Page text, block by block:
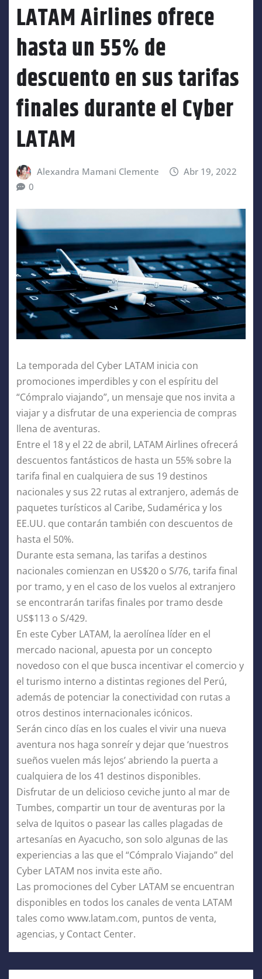
LATAM Airlines ofrece
hasta un 55% de
descuento en sus tarifas
finales durante el Cyber
LATAM
Alexandra Mamani Clemente
Abr 19, 2022
0
La temporada del Cyber LATAM inicia con
promociones imperdibles y con el espíritu del
“Cómpralo viajando”, un mensaje que nos invita a
viajar y a disfrutar de una experiencia de compras
llena de aventuras.
Entre el 18 y el 22 de abril, LATAM Airlines ofrecerá
descuentos fantásticos de hasta un 55% sobre la
tarifa final en cualquiera de sus 19 destinos
nacionales y sus 22 rutas al extranjero, además de
paquetes turísticos al Caribe, Sudamérica y los
EE.UU. que contarán también con descuentos de
hasta el 50%.
Durante esta semana, las tarifas a destinos
nacionales comienzan en US$20 o S/76, tarifa final
por tramo, y en el caso de los vuelos al extranjero
se encontrarán tarifas finales por tramo desde
US$113 o S/429.
En este Cyber LATAM, la aerolínea líder en el
mercado nacional, apuesta por un concepto
novedoso con el que busca incentivar el comercio y
el turismo interno a distintas regiones del Perú,
además de potenciar la conectividad con rutas a
otros destinos internacionales icónicos.
Serán cinco días en los cuales el vivir una nueva
aventura nos haga sonreír y dejar que ‘nuestros
sueños vuelen más lejos’ abriendo la puerta a
cualquiera de los 41 destinos disponibles.
Disfrutar de un delicioso ceviche junto al mar de
Tumbes, compartir un tour de aventuras por la
selva de Iquitos o pasear las calles plagadas de
artesanías en Ayacucho, son solo algunas de las
experiencias a las que el “Cómpralo Viajando” del
Cyber LATAM nos invita este año.
Las promociones del Cyber LATAM se encuentran
disponibles en todos los canales de venta LATAM
tales como www.latam.com, puntos de venta,
agencias, y Contact Center.